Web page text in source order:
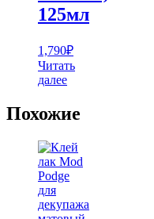
125мл
1,790₽
Читать
далее
Похожие